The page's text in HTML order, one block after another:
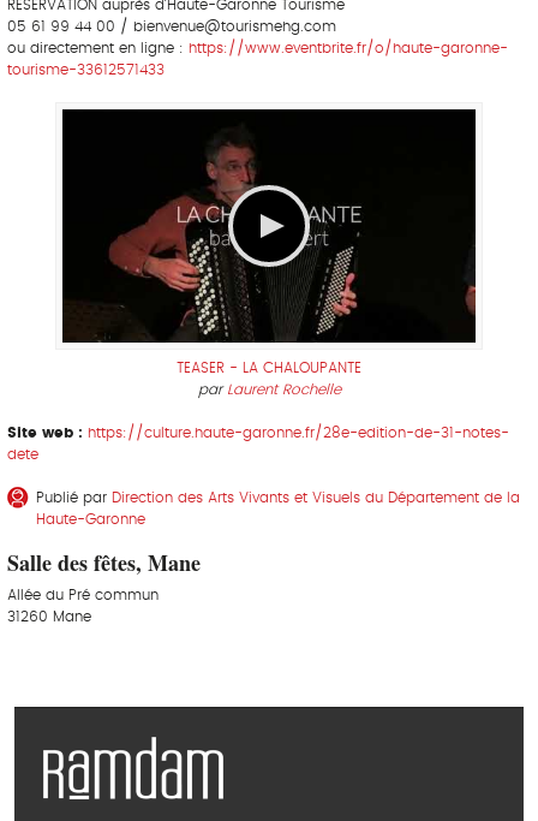
RÉSERVATION auprès d’Haute-Garonne Tourisme
05 61 99 44 00 / bienvenue@tourismehg.com
ou directement en ligne : https://www.eventbrite.fr/o/haute-garonne-
tourisme-33612571433
TEASER - LA CHALOUPANTE
par Laurent Rochelle
Site web : https://culture.haute-garonne.fr/28e-edition-de-31-notes-
dete
Publié par Direction des Arts Vivants et Visuels du Département de la
Haute-Garonne
Salle des fêtes, Mane
Allée du Pré commun
31260 Mane